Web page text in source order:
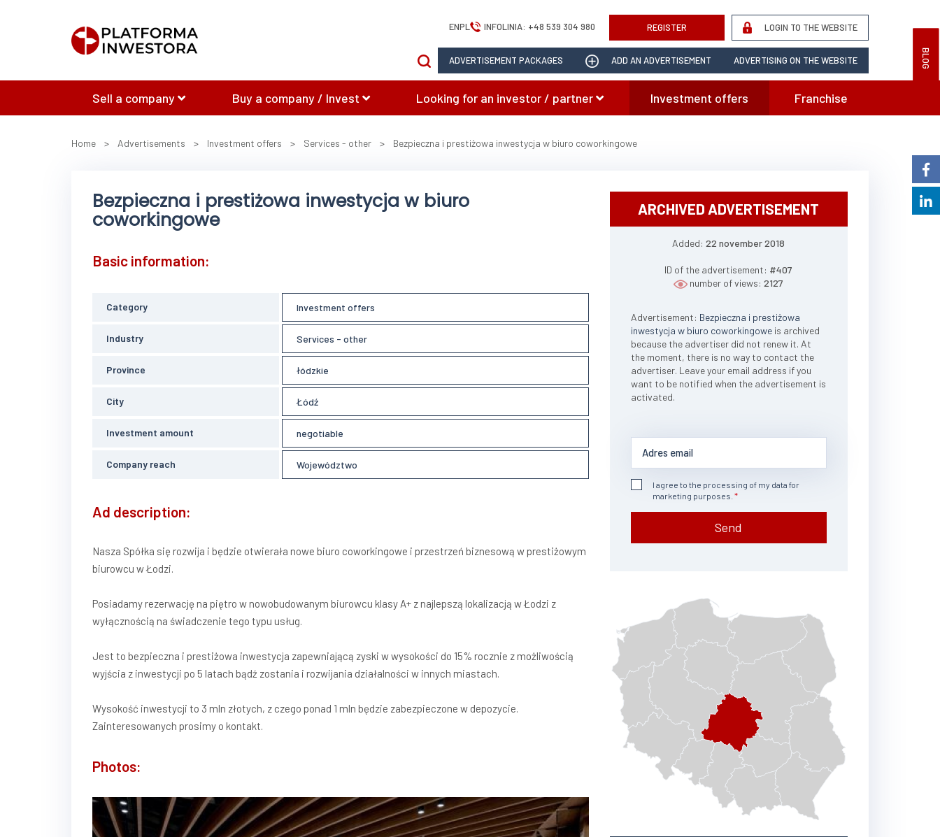
BLOG
ENPL INFOLINIA: +48 539 304 980 REGISTER LOGIN TO THE WEBSITE
ADVERTISEMENT PACKAGES ADD AN ADVERTISEMENT ADVERTISING ON THE WEBSITE
Sell a company Buy a company / Invest Looking for an investor / partner Investment offers Franchise
Home > Advertisements > Investment offers > Services - other > Bezpieczna i prestiżowa inwestycja w biuro coworkingowe
Bezpieczna i prestiżowa inwestycja w biuro
coworkingowe
Basic information:
Category Investment offers
Industry Services - other
Province łódzkie
City Łódź
Investment amount negotiable
Company reach Województwo
Ad description:
Nasza Spółka się rozwija i będzie otwierała nowe biuro coworkingowe i przestrzeń biznesową w prestiżowym
biurowcu w Łodzi.
Posiadamy rezerwację na piętro w nowobudowanym biurowcu klasy A+ z najlepszą lokalizacją w Łodzi z
wyłącznością na świadczenie tego typu usług.
Jest to bezpieczna i prestiżowa inwestycja zapewniającą zyski w wysokości do 15% rocznie z możliwością
wyjścia z inwestycji po 5 latach bądź zostania i rozwijania działalności w innych miastach.
Wysokość inwestycji to 3 mln złotych, z czego ponad 1 mln będzie zabezpieczone w depozycie.
Zainteresowanych prosimy o kontakt.
Photos:
ARCHIVED ADVERTISEMENT
Added:22 november 2018
ID of the advertisement: #407
number of views:2127
Advertisement: Bezpieczna i prestiżowa
inwestycja w biuro coworkingowe is archived
because the advertiser did not renew it. At
the moment, there is no way to contact the
advertiser. Leave your email address if you
want to be notified when the advertisement is
activated.
I agree to the processing of my data for
marketing purposes.
Send